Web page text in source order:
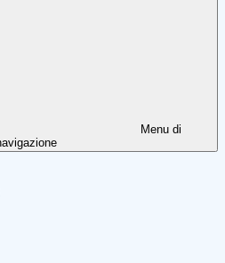
Menu di